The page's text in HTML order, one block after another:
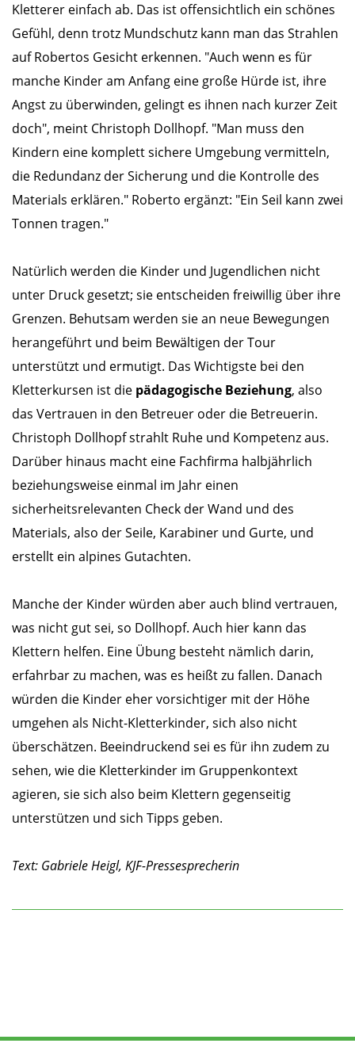
Kletterer einfach ab. Das ist offensichtlich ein schönes
Gefühl, denn trotz Mundschutz kann man das Strahlen
auf Robertos Gesicht erkennen. "Auch wenn es für
manche Kinder am Anfang eine große Hürde ist, ihre
Angst zu überwinden, gelingt es ihnen nach kurzer Zeit
doch", meint Christoph Dollhopf. "Man muss den
Kindern eine komplett sichere Umgebung vermitteln,
die Redundanz der Sicherung und die Kontrolle des
Materials erklären." Roberto ergänzt: "Ein Seil kann zwei
Tonnen tragen."
Natürlich werden die Kinder und Jugendlichen nicht
unter Druck gesetzt; sie entscheiden freiwillig über ihre
Grenzen. Behutsam werden sie an neue Bewegungen
herangeführt und beim Bewältigen der Tour
unterstützt und ermutigt. Das Wichtigste bei den
Kletterkursen ist die pädagogische Beziehung, also
das Vertrauen in den Betreuer oder die Betreuerin.
Christoph Dollhopf strahlt Ruhe und Kompetenz aus.
Darüber hinaus macht eine Fachfirma halbjährlich
beziehungsweise einmal im Jahr einen
sicherheitsrelevanten Check der Wand und des
Materials, also der Seile, Karabiner und Gurte, und
erstellt ein alpines Gutachten.
Manche der Kinder würden aber auch blind vertrauen,
was nicht gut sei, so Dollhopf. Auch hier kann das
Klettern helfen. Eine Übung besteht nämlich darin,
erfahrbar zu machen, was es heißt zu fallen. Danach
würden die Kinder eher vorsichtiger mit der Höhe
umgehen als Nicht-Kletterkinder, sich also nicht
überschätzen. Beeindruckend sei es für ihn zudem zu
sehen, wie die Kletterkinder im Gruppenkontext
agieren, sie sich also beim Klettern gegenseitig
unterstützen und sich Tipps geben.
Text: Gabriele Heigl, KJF-Pressesprecherin